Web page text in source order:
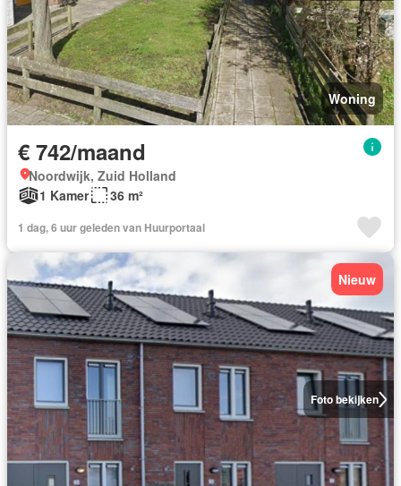
Woning
€ 742/maand
Noordwijk, Zuid Holland
1 Kamer
36 m²
1 dag, 6 uur geleden van Huurportaal
Foto bekijken
Nieuw